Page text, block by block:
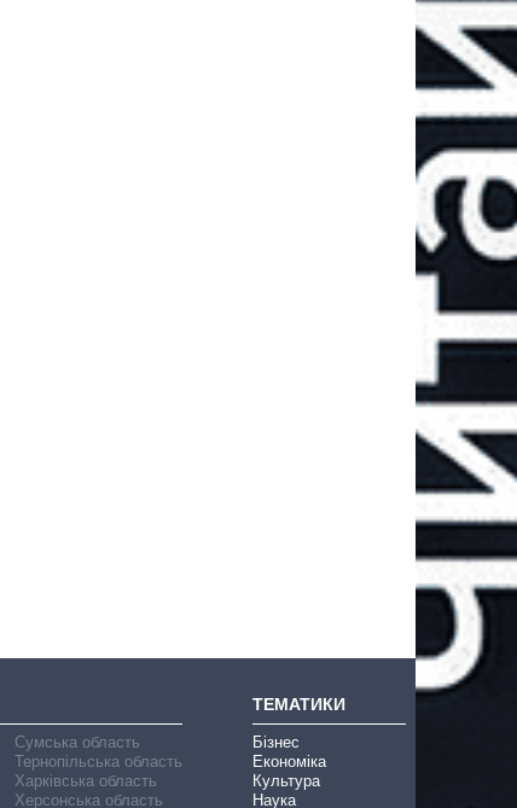
Сумська область
Тернопільська область
Харківська область
Херсонська область
ТЕМАТИКИ
Бізнес
Економіка
Культура
Наука